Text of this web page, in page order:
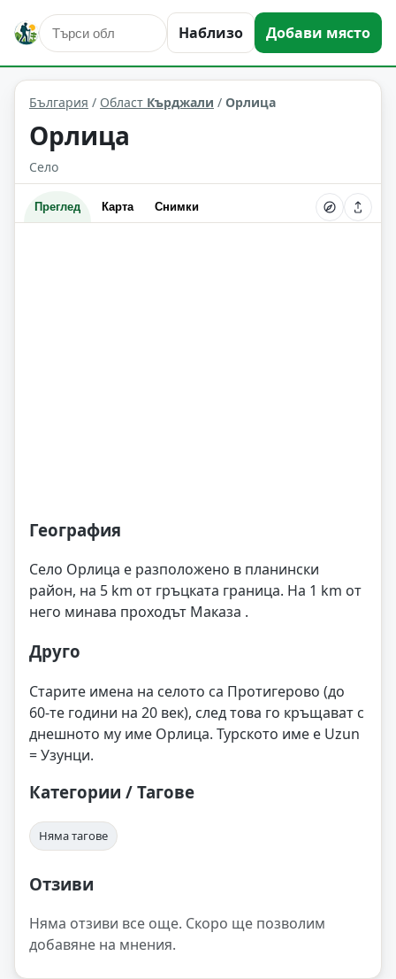
Наблизо Добави място
Орлица Област: Кърджали
България / Област Кърджали / Орлица
Орлица
Село
Преглед Карта Снимки
География
Село Орлица е разположено в планински
район, на 5 km от гръцката граница. На 1 km от
него минава проходът Маказа .
Друго
Старите имена на селото са Протигерово (до
60-те години на 20 век), след това го кръщават с
днешното му име Орлица. Турското име е Uzun
= Узунци.
Категории / Тагове
Няма тагове
Отзиви
Няма отзиви все още. Скоро ще позволим
добавяне на мнения.